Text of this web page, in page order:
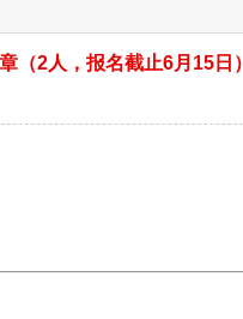
（2人，报名截止6月15日）